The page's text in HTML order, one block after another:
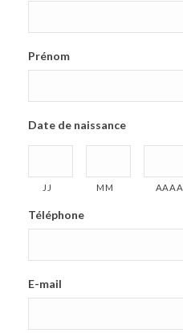
Prénom
Date de naissance
JJ MM AAAA
Téléphone
E-mail